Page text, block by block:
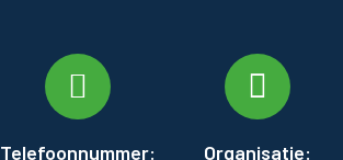
Telefoonnummer: Organisatie: